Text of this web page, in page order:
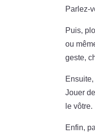
Parlez-
Puis,
ou
geste,
Jouer
le vôtre.
Enfin,